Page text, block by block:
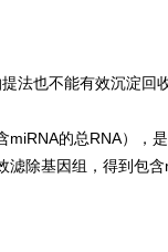
法也不能有效沉淀回
的总RNA），
除基因组，得到包